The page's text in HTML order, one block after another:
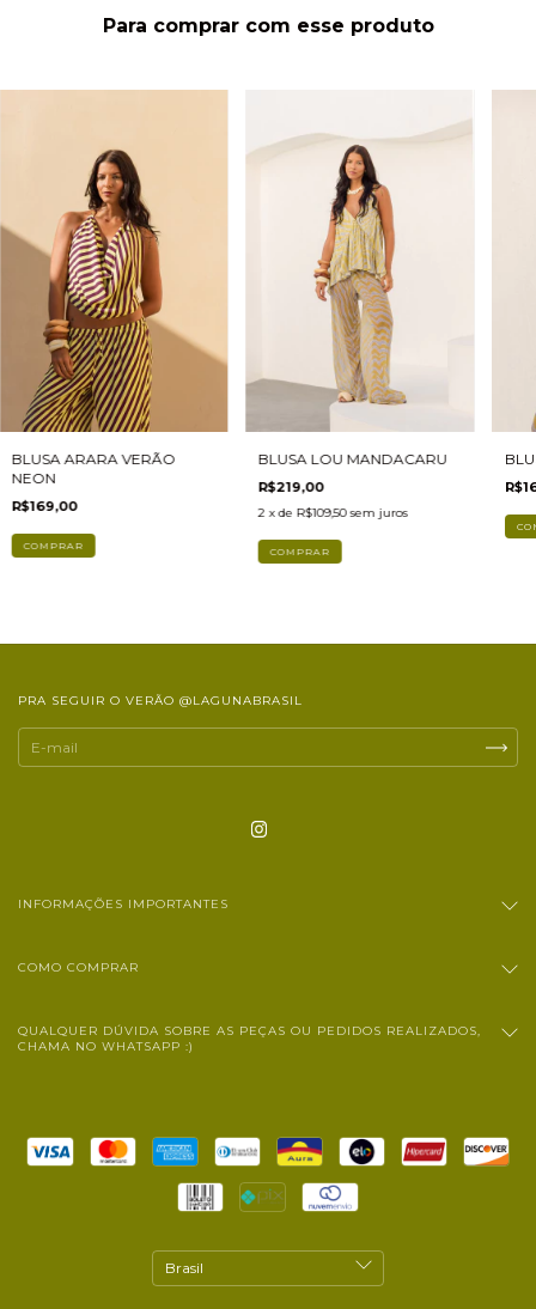
Para comprar com esse produto
BLUSA ARARA VERÃO
NEON
R$169,00
BLUSA LOU MANDACARU
R$219,00
2 x de R$109,50 sem juros
COMPRAR
PRA SEGUIR O VERÃO @LAGUNABRASIL
INFORMAÇÕES IMPORTANTES
COMO COMPRAR
QUALQUER DÚVIDA SOBRE AS PEÇAS OU PEDIDOS REALIZADOS,
CHAMA NO WHATSAPP :)